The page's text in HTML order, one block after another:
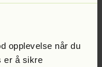
opplevelse når du
er å sikre